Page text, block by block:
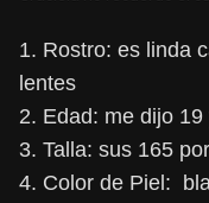
1. Rostro: es linda
lentes
2. Edad: me dijo
3. Talla: sus 165
4. Color de Piel: